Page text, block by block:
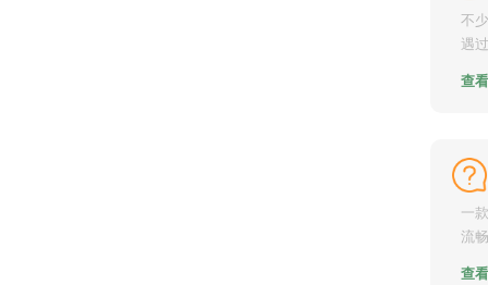
不
遇
查
一
流
查